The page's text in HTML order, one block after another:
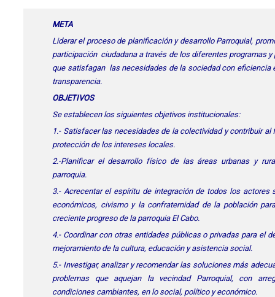
META
Liderar el proceso de planificación y desarrollo Parroquial,
participación ciudadana a través de los diferentes programas y
que satisfagan las necesidades de la sociedad con eficiencia
transparencia.
OBJETIVOS
Se establecen los siguientes objetivos institucionales:
1.- Satisfacer las necesidades de la colectividad y contribuir al
protección de los intereses locales.
2.-Planificar el desarrollo físico de las áreas urbanas y
parroquia.
3.- Acrecentar el espíritu de integración de todos los actores
económicos, civismo y la confraternidad de la población
creciente progreso de la parroquia El Cabo.
4.- Coordinar con otras entidades públicas o privadas para el
mejoramiento de la cultura, educación y asistencia social.
5.- Investigar, analizar y recomendar las soluciones más
problemas que aquejan la vecindad Parroquial, con
condiciones cambiantes, en lo social, político y económico.